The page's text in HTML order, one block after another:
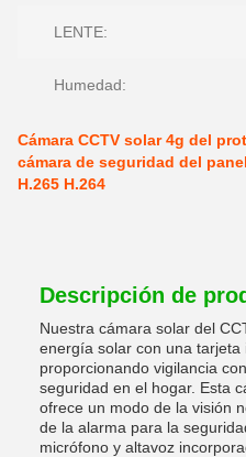
LENTE:
Humedad:
Cámara CCTV solar 4g del
cámara de seguridad del
H.265 H.264
Descripción de
Nuestra cámara solar del
energía solar con una tarjeta
proporcionando vigilancia
seguridad en el hogar. Esta
ofrece un modo de la visión
de la alarma para la
micrófono y altavoz